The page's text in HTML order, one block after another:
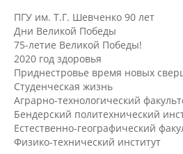
ПГУ им. Т.Г. Шевченко 90 лет
Дни Великой Победы
75-летие Великой Победы!
2020 год здоровья
Приднестровье время новых
Студенческая жизнь
Аграрно-технологический
Бендерский политехнический
Естественно-географический
Физико-технический институт